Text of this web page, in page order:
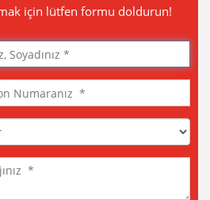
için lütfen formu doldurun!